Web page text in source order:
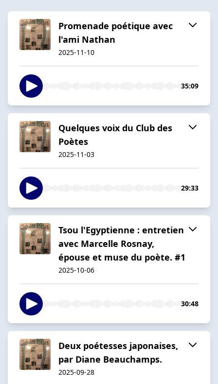
Promenade poétique avec
l'ami Nathan
2025-11-10
35:09
Quelques voix du Club des
Poètes
2025-11-03
29:33
Tsou l'Egyptienne : entretien
avec Marcelle Rosnay,
épouse et muse du poète. #1
2025-10-06
30:48
Deux poétesses japonaises,
par Diane Beauchamps.
2025-09-28